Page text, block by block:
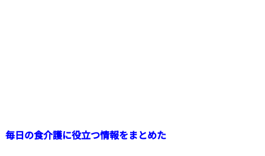
毎日の食介護に役立つ情報をまとめた